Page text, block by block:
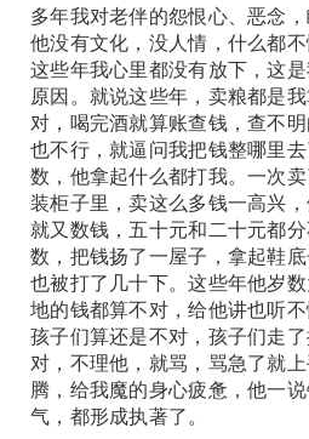
多年我对老伴的怨恨心、恶念
他没有文化，没人情，什么都
这些年我心里都没有放下，这
原因。就说这些年，卖粮都是
对，喝完酒就算账查钱，查不
也不行，就逼问我把钱整哪里
数，他拿起什么都打我。一次
装柜子里，卖这么多钱一高兴
就又数钱，五十元和二十元都
数，把钱扬了一屋子，拿起鞋
也被打了几十下。这些年他岁
地的钱都算不对，给他讲也听
孩子们算还是不对，孩子们走
对，不理他，就骂，骂急了就
腾，给我魔的身心疲惫，他一
气，都形成执著了。